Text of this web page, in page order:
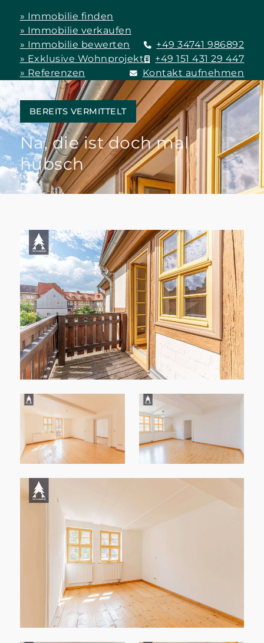
» Immobilie finden
» Immobilie verkaufen
» Immobilie bewerten
» Exklusive Wohnprojekte
» Referenzen
+49 34741 986892
+49 151 431 29 447
Kontakt aufnehmen
BEREITS VERMITTELT
Na, die ist doch mal
hübsch